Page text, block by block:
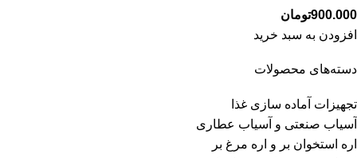
دسته‌های محصولات
تجهیزات آماده سازی غذا
آسیاب صنعتی و آسیاب عطاری
اره استخوان بر و اره مرغ بر
900.000تومان
افزودن به سبد خرید